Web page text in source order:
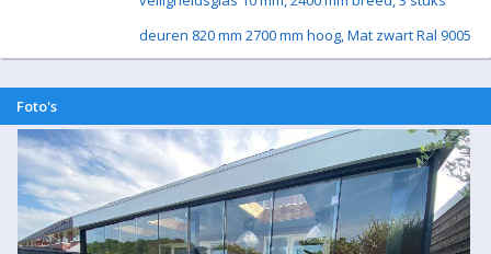
deuren 820 mm 2700 mm hoog, Mat zwart Ral 9005
Foto's